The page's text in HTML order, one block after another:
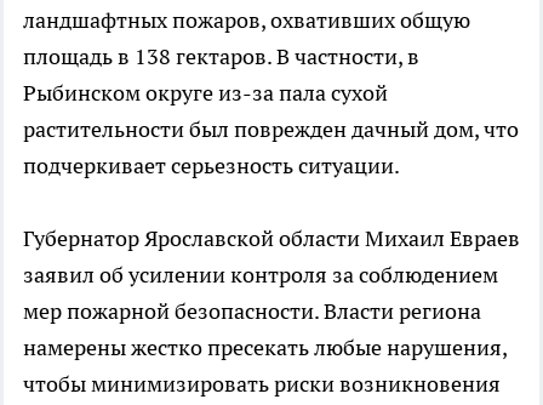
ландшафтных пожаров, охвативших общую
площадь в 138 гектаров. В частности, в
Рыбинском округе из-за пала сухой
растительности был поврежден дачный дом, что
подчеркивает серьезность ситуации.
Губернатор Ярославской области Михаил Евраев
заявил об усилении контроля за соблюдением
мер пожарной безопасности. Власти региона
намерены жестко пресекать любые нарушения,
чтобы минимизировать риски возникновения